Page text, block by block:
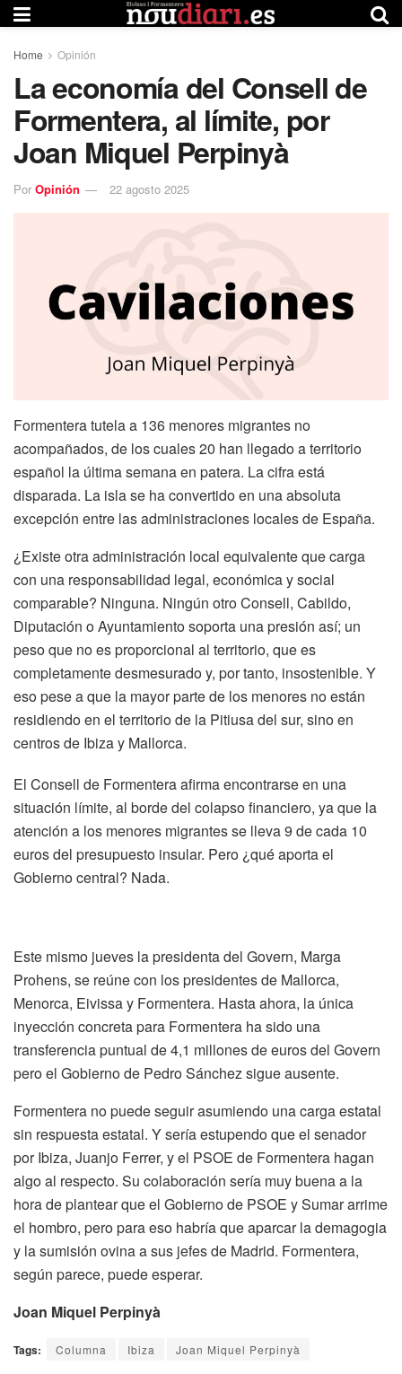
Home Opinión
La economía del Consell de
Formentera, al límite, por
Joan Miquel Perpinyà
Por Opinión 22 agosto 2025
Formentera tutela a 136 menores migrantes no
acompañados, de los cuales 20 han llegado a territorio
español la última semana en patera. La cifra está
disparada. La isla se ha convertido en una absoluta
excepción entre las administraciones locales de España.
¿Existe otra administración local equivalente que carga
con una responsabilidad legal, económica y social
comparable? Ninguna. Ningún otro Consell, Cabildo,
Diputación o Ayuntamiento soporta una presión así; un
peso que no es proporcional al territorio, que es
completamente desmesurado y, por tanto, insostenible. Y
eso pese a que la mayor parte de los menores no están
residiendo en el territorio de la Pitiusa del sur, sino en
centros de Ibiza y Mallorca.
El Consell de Formentera afirma encontrarse en una
situación límite, al borde del colapso financiero, ya que la
atención a los menores migrantes se lleva 9 de cada 10
euros del presupuesto insular. Pero ¿qué aporta el
Gobierno central? Nada.
Este mismo jueves la presidenta del Govern, Marga
Prohens, se reúne con los presidentes de Mallorca,
Menorca, Eivissa y Formentera. Hasta ahora, la única
inyección concreta para Formentera ha sido una
transferencia puntual de 4,1 millones de euros del Govern
pero el Gobierno de Pedro Sánchez sigue ausente.
Formentera no puede seguir asumiendo una carga estatal
sin respuesta estatal. Y sería estupendo que el senador
por Ibiza, Juanjo Ferrer, y el PSOE de Formentera hagan
algo al respecto. Su colaboración sería muy buena a la
hora de plantear que el Gobierno de PSOE y Sumar arrime
el hombro, pero para eso habría que aparcar la demagogia
y la sumisión ovina a sus jefes de Madrid. Formentera,
según parece, puede esperar.
Joan Miquel Perpinyà
Tags: Columna Ibiza Joan Miquel Perpinyà